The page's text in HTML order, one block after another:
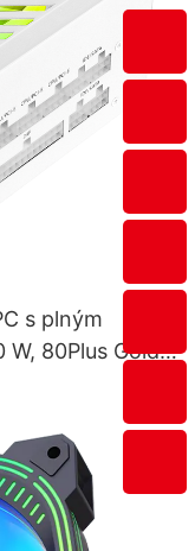
s plným
80Plus Gold,